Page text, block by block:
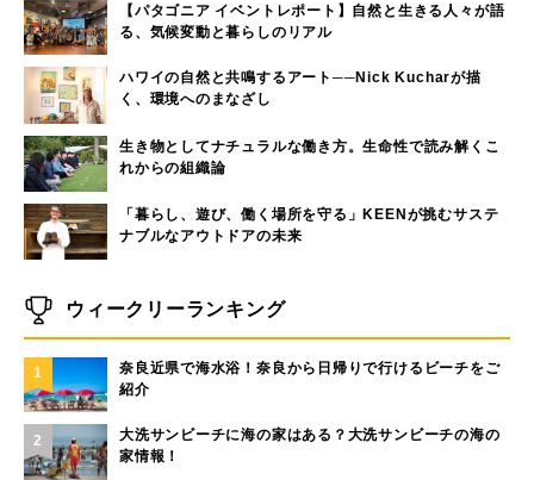
【パタゴニア イベントレポート】自然と生きる人々が語
る、気候変動と暮らしのリアル
ハワイの自然と共鳴するアート──Nick Kucharが描
く、環境へのまなざし
生き物としてナチュラルな働き方。生命性で読み解くこ
れからの組織論
「暮らし、遊び、働く場所を守る」KEENが挑むサステ
ナブルなアウトドアの未来
ウィークリーランキング
1
奈良近県で海水浴！奈良から日帰りで行けるビーチをご
紹介
2
大洗サンビーチに海の家はある？大洗サンビーチの海の
家情報！